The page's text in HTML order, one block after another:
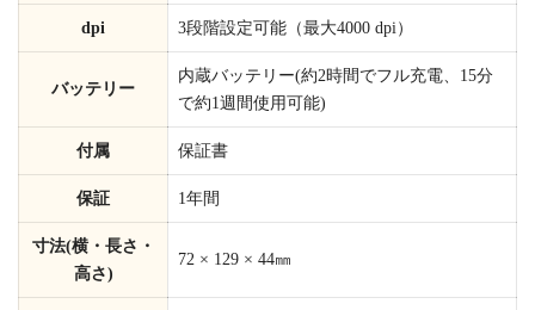
dpi 3段階設定可能（最大4000 dpi）
バッテリー
内蔵バッテリー(約2時間でフル充電、15分
で約1週間使用可能)
付属 保証書
保証 1年間
寸法(横・長さ・
高さ)
72 × 129 × 44㎜